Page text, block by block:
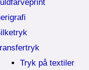
Tryk på textiler